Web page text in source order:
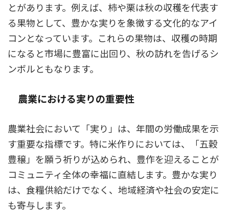
とがあります。例えば、柿や栗は秋の収穫を代表す
る果物として、豊かな実りを象徴する文化的なアイ
コンとなっています。これらの果物は、収穫の時期
になると市場に豊富に出回り、秋の訪れを告げるシ
ンボルともなります。
農業における実りの重要性
農業社会において「実り」は、年間の労働成果を示
す重要な指標です。特に米作りにおいては、「五穀
豊穣」を願う祈りが込められ、豊作を迎えることが
コミュニティ全体の幸福に直結します。豊かな実り
は、食糧供給だけでなく、地域経済や社会の安定に
も寄与します。